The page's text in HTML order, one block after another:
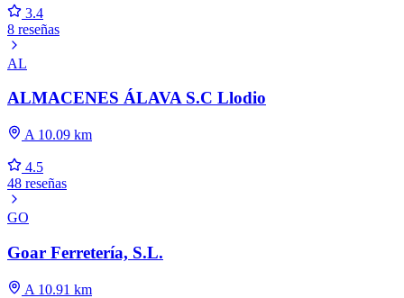
3.4
8 reseñas
AL
ALMACENES ÁLAVA S.C Llodio
A 10.09 km
4.5
48 reseñas
GO
Goar Ferretería, S.L.
A 10.91 km